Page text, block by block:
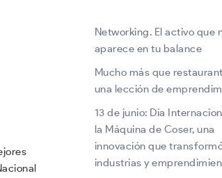
Networking. El activo que
aparece en tu balance
Mucho más que
una lección de
13 de junio: Día
la Máquina de Coser, una
innovación que
industrias y